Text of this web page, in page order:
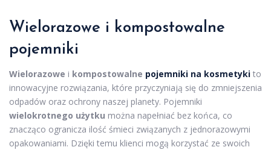
Wielorazowe i kompostowalne
pojemniki
Wielorazowe i kompostowalne pojemniki na kosmetyki to
innowacyjne rozwiązania, które przyczyniają się do zmniejszenia
odpadów oraz ochrony naszej planety. Pojemniki
wielokrotnego użytku można napełniać bez końca, co
znacząco ogranicza ilość śmieci związanych z jednorazowymi
opakowaniami. Dzięki temu klienci mogą korzystać ze swoich